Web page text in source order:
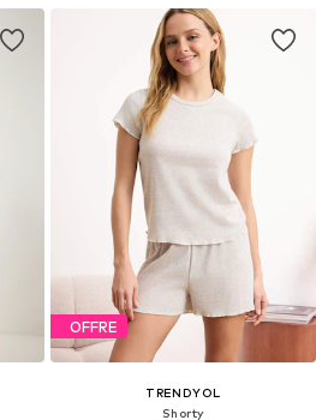
OFFRE
TRENDYOL
Shorty